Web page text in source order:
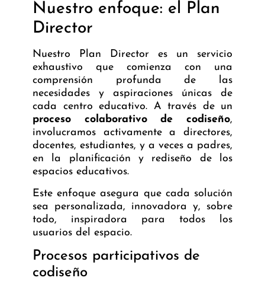
Nuestro enfoque: el Plan
Director
Nuestro Plan Director es un servicio
exhaustivo que comienza con una
comprensión profunda de las
necesidades y aspiraciones únicas de
cada centro educativo. A través de un
proceso colaborativo de codiseño,
involucramos activamente a directores,
docentes, estudiantes, y a veces a padres,
en la planificación y rediseño de los
espacios educativos.
Este enfoque asegura que cada solución
sea personalizada, innovadora y, sobre
todo, inspiradora para todos los
usuarios del espacio.
Procesos participativos de
codiseño